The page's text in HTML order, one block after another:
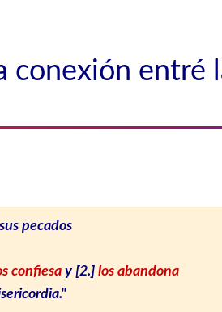
conexión entré
pecados
confiesa y [2.] los abandona